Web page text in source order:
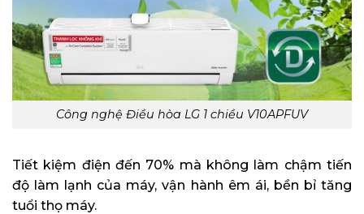
Công nghệ Điều hòa LG 1 chiều V10APFUV
Tiết kiệm điện đến 70% mà không làm chậm tiến
độ làm lạnh của máy, vận hành êm ái, bền bỉ tăng
tuổi thọ máy.